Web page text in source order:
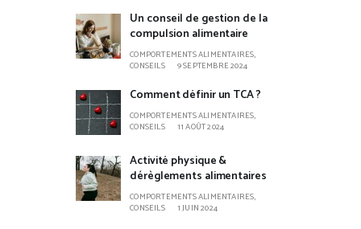
Un conseil de gestion de la
compulsion alimentaire
COMPORTEMENTS ALIMENTAIRES,
CONSEILS
9 SEPTEMBRE 2024
Comment définir un TCA ?
COMPORTEMENTS ALIMENTAIRES,
CONSEILS
11 AOÛT 2024
Activité physique &
dérèglements alimentaires
COMPORTEMENTS ALIMENTAIRES,
CONSEILS
1 JUIN 2024